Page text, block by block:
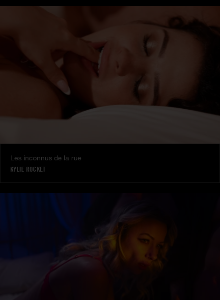
Les inconnus de la rue
KYLIE ROCKET